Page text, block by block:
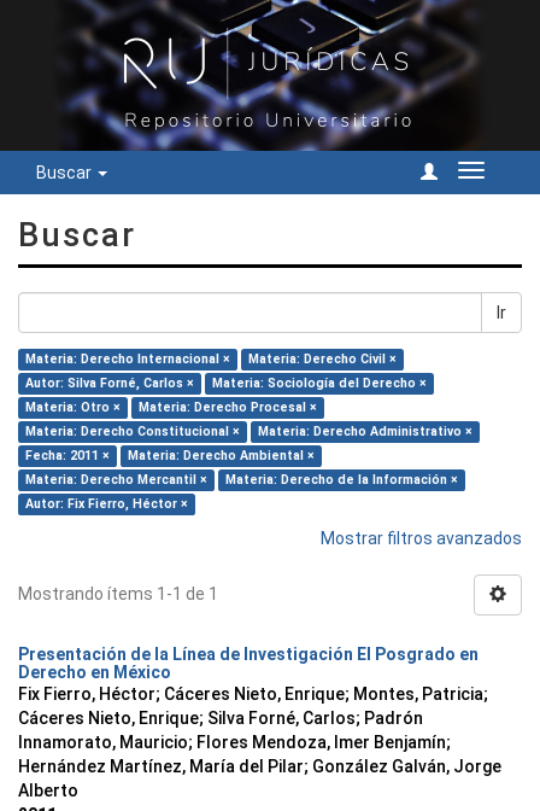
Buscar
Cambiar
Buscar
Ir
Materia: Derecho Internacional ×
Materia: Derecho Civil ×
Autor: Silva Forné, Carlos ×
Materia: Sociología del Derecho ×
Materia: Otro ×
Materia: Derecho Procesal ×
Materia: Derecho Constitucional ×
Materia: Derecho Administrativo ×
Fecha: 2011 ×
Materia: Derecho Ambiental ×
Materia: Derecho Mercantil ×
Materia: Derecho de la Información ×
Autor: Fix Fierro, Héctor ×
Mostrar filtros avanzados
Mostrando ítems 1-1 de 1
Presentación de la Línea de Investigación El Posgrado en
Derecho en México
Fix Fierro, Héctor; Cáceres Nieto, Enrique; Montes, Patricia;
Cáceres Nieto, Enrique; Silva Forné, Carlos; Padrón
Innamorato, Mauricio; Flores Mendoza, Imer Benjamín;
Hernández Martínez, María del Pilar; González Galván, Jorge
Alberto